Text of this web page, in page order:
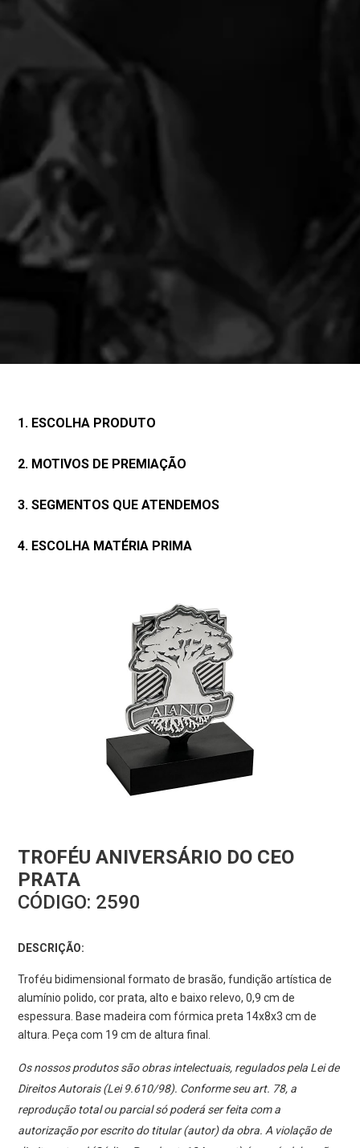
1. ESCOLHA PRODUTO
2. MOTIVOS DE PREMIAÇÃO
3. SEGMENTOS QUE ATENDEMOS
4. ESCOLHA MATÉRIA PRIMA
TROFÉU ANIVERSÁRIO DO CEO
PRATA
CÓDIGO: 2590
DESCRIÇÃO:
Troféu bidimensional formato de brasão, fundição artística de
alumínio polido, cor prata, alto e baixo relevo, 0,9 cm de
espessura. Base madeira com fórmica preta 14x8x3 cm de
altura. Peça com 19 cm de altura final.
Os nossos produtos são obras intelectuais, regulados pela Lei de
Direitos Autorais (Lei 9.610/98). Conforme seu art. 78, a
reprodução total ou parcial só poderá ser feita com a
autorização por escrito do titular (autor) da obra. A violação de